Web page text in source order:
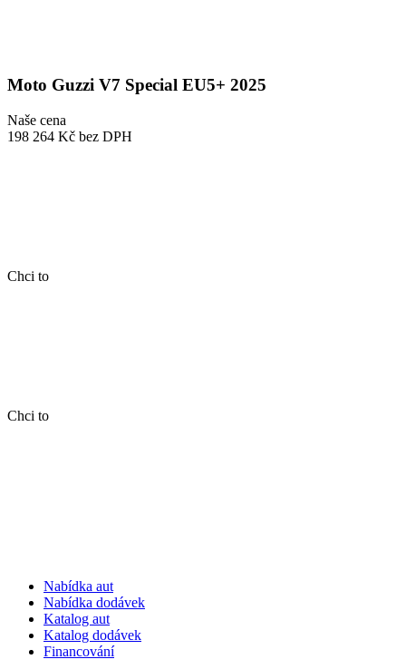
Moto Guzzi V7 Special EU5+ 2025
Naše cena
198 264 Kč bez DPH
Chci to
Chci to
Nabídka aut
Nabídka dodávek
Katalog aut
Katalog dodávek
Financování